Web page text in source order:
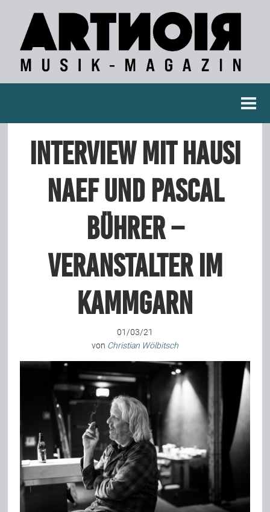
Konzertberichte
Fotoreportagen
Weitere Berichte
Alles andere
Backstage
Interview mit Hausi
Naef und Pascal
Bührer –
Veranstalter im
Kammgarn
01/03/21
von Christian Wölbitsch